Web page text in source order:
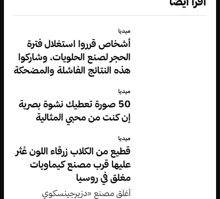
ميديا
أشخاص قرروا استغلال فترة
الحجر لصنع الحلويات، وشاركوا
هذه النتائج الفاشلة والمضحكة
ميديا
50 صورة تعطيك نشوة بصرية
إن كنت من محبي المثالية
ميديا
قطيع من الكلاب زرقاء اللون عُثر
عليها قرب مصنع كيماويات
مغلق في روسيا
أُغلق مصنع «دزيرجينسكوي